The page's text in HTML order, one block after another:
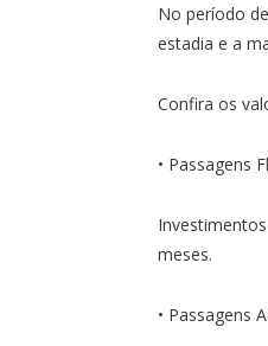
No período
estadia e a
Confira os
• Passagens
meses.
• Passagens